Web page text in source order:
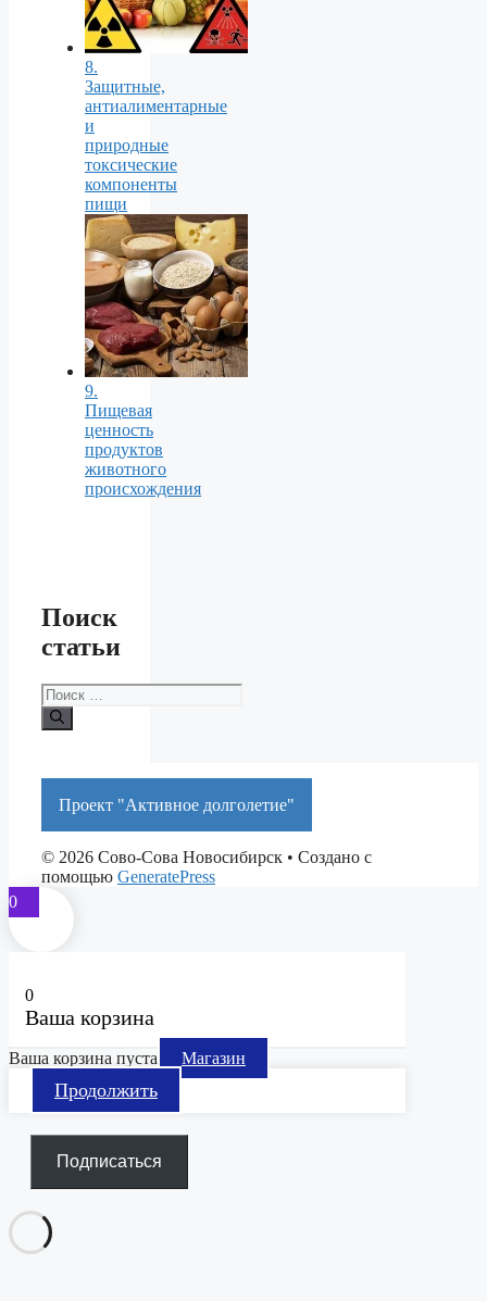
8.
Защитные,
антиалиментарные
и
природные
токсические
компоненты
пищи
9.
Пищевая
ценность
продуктов
животного
происхождения
Поиск
статьи
Поиск:
Проект "Активное долголетие"
© 2026 Сово-Сова Новосибирск • Создано с
помощью GeneratePress
0
0
Ваша корзина
Ваша корзина пуста Магазин
Продолжить
Подписаться